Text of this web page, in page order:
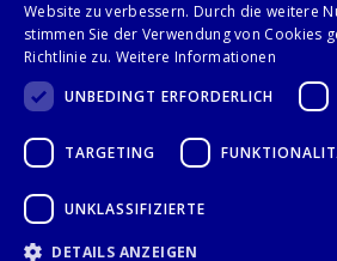
KONTAKT
Stalgast GmbH
28359 Bremen
+49 421 408844-0
Website zu verbessern. Durch die weitere
stimmen Sie der Verwendung von Cookies
Richtlinie zu. Weitere Informationen
UNBEDINGT ERFORDERLICH
TARGETING
UNKLASSIFIZIERTE
DETAILS ANZEIGEN